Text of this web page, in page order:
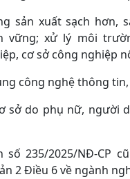
sản xuất sạch hơn,
vững; xử lý môi
cơ sở công nghiệp
công nghệ thông
sở do phụ nữ, người
số 235/2025/NĐ-CP
2 Điều 6 về ngành